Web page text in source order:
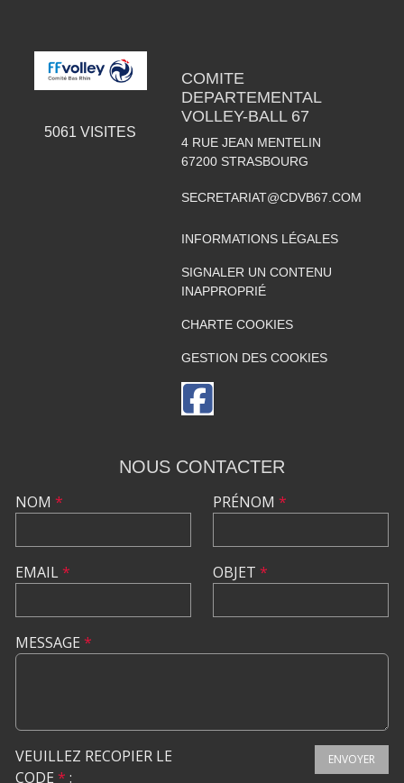
5061 VISITES
COMITE
DEPARTEMENTAL
VOLLEY-BALL 67
4 RUE JEAN MENTELIN
67200 STRASBOURG
SECRETARIAT@CDVB67.COM
INFORMATIONS LÉGALES
SIGNALER UN CONTENU
INAPPROPRIÉ
CHARTE COOKIES
GESTION DES COOKIES
NOUS CONTACTER
NOM *
EMAIL*
PRÉNOM *
OBJET *
MESSAGE *
VEUILLEZ RECOPIER LE
CODE * :
ENVOYER